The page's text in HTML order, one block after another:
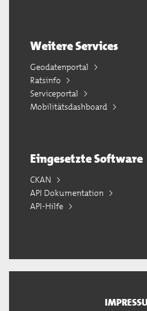
Weitere Services
Geodatenportal
Ratsinfo
Serviceportal
Mobilitätsdashboard
Eingesetzte Software
CKAN
API Dokumentation
API-Hilfe